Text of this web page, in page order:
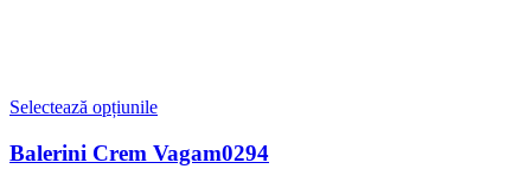
Selectează opțiunile
Balerini Crem Vagam0294